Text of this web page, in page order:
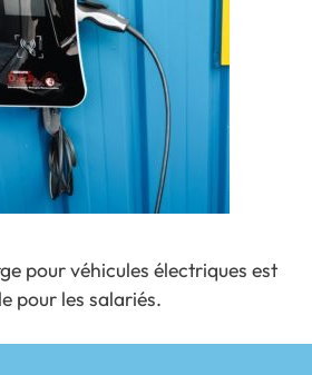
pour véhicules électriques est
pour les salariés.